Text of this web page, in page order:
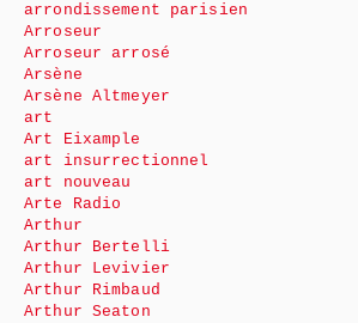
arrondissement parisien
Arroseur
Arroseur arrosé
Arsène
Arsène Altmeyer
art
Art Eixample
art insurrectionnel
art nouveau
Arte Radio
Arthur
Arthur Bertelli
Arthur Levivier
Arthur Rimbaud
Arthur Seaton